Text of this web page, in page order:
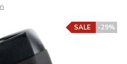
-29%
SALE